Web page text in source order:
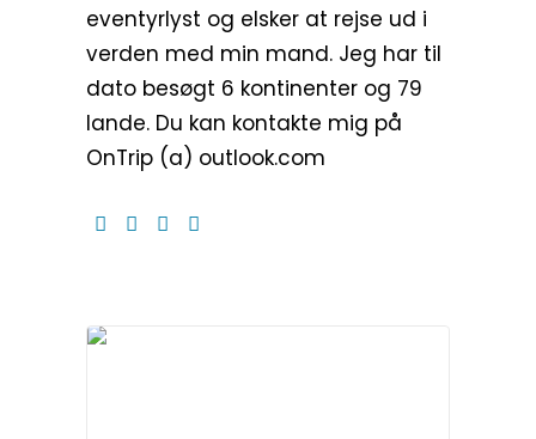
eventyrlyst og elsker at rejse ud i
verden med min mand. Jeg har til
dato besøgt 6 kontinenter og 79
lande. Du kan kontakte mig på
OnTrip (a) outlook.com